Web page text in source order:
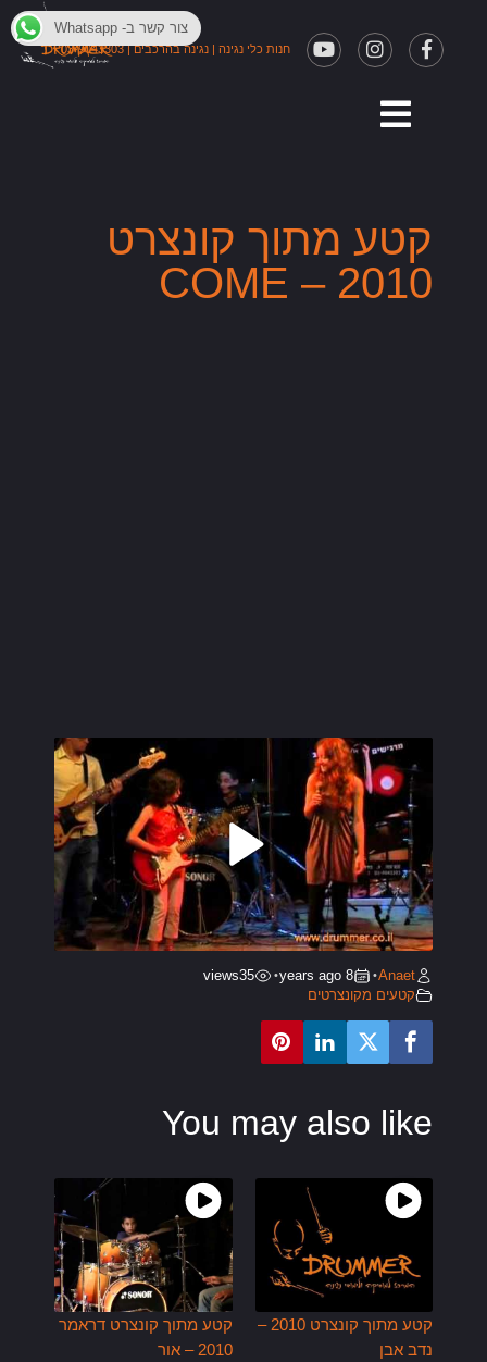
חנות כלי נגינה | נגינה בהרכבים|
03-9043303
קטע מתוך קונצרט
2010 – COME
Anaet
•
8 years ago
•
35
views
קטעים מקונצרטים
You may also like
קטע מתוך קונצרט 2010 –
נדב אבן
קטע מתוך קונצרט דראמר
2010 – אור
צור קשר ב- Whatsapp